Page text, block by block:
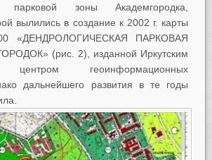
парковой зоны Академгородка,
вылились в создание к 2002 г. карты
«ДЕНДРОЛОГИЧЕСКАЯ ПАРКОВАЯ
(рис. 2), изданной Иркутским
центром геоинформационных
дальнейшего развития в те годы